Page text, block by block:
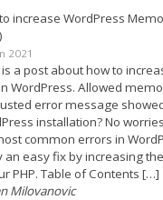
increase WordPress
2021
a post about how to
WordPress. Allowed
error message
installation? No
common errors in
an easy fix by increasing
PHP. Table of Contents […]
Milovanovic